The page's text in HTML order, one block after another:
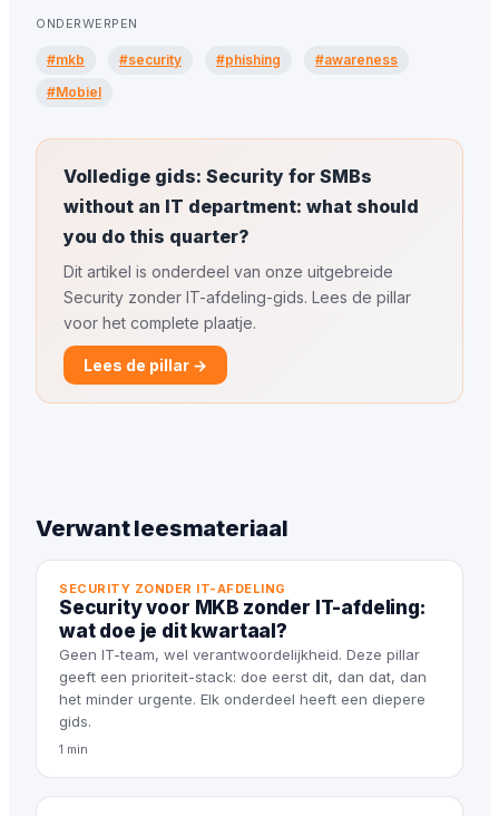
ONDERWERPEN
#mkb #security #phishing
#awareness
#Mobiel
Volledige gids: Security for SMBs
without an IT department: what should
you do this quarter?
Dit artikel is onderdeel van onze uitgebreide
Security zonder IT-afdeling-gids. Lees de pillar
voor het complete plaatje.
Lees de pillar →
Verwant leesmateriaal
SECURITY ZONDER IT-AFDELING
Security voor MKB zonder IT-afdeling:
wat doe je dit kwartaal?
Geen IT-team, wel verantwoordelijkheid. Deze pillar
geeft een prioriteit-stack: doe eerst dit, dan dat, dan
het minder urgente. Elk onderdeel heeft een diepere
gids.
1 min